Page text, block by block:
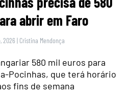
abrir em Faro
2026 | Cristina Mendonça
580 mil euros para
Pocinhas, que terá horário
fins de semana